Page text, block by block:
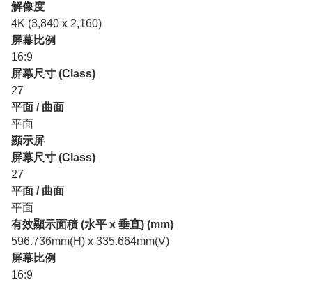
解像度
4K (3,840 x 2,160)
屏幕比例
16:9
屏幕尺寸 (Class)
27
平面 / 曲面
平面
顯示屏
屏幕尺寸 (Class)
27
平面 / 曲面
平面
有效顯示面積 (水平 x 垂直) (mm)
596.736mm(H) x 335.664mm(V)
屏幕比例
16:9